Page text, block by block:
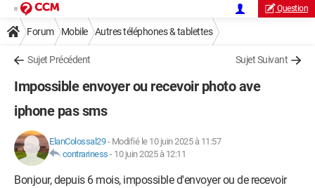
Question
Forum Mobile Autres téléphones & tablettes
Sujet Précédent Sujet Suivant
Impossible envoyer ou recevoir photo ave
iphone pas sms
ElanColossal29- Modifié le 10 juin 2025 à 11:57
contrariness - 10 juin 2025 à 12:11
Bonjour, depuis 6 mois, impossible d'envoyer ou de recevoir